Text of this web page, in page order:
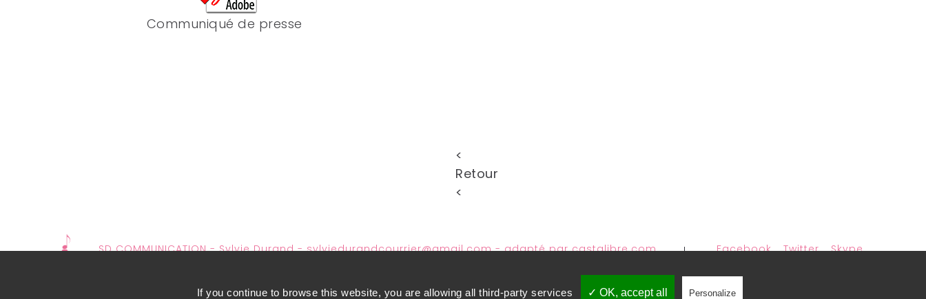
Communiqué de presse
<
Retour
<
SD COMMUNICATION - Sylvie Durand -sylviedurandcourrier@gmail.com- adapté parcastalibre.com Facebook Twitter Skype
If you continue to browse this website, you are allowing all third-party services ✓ OK, accept all Personalize